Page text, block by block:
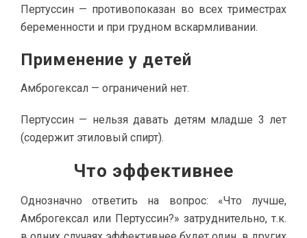
Пертуссин — противопоказан во всех триместрах
беременности и при грудном вскармливании.
Применение у детей
Амброгексал — ограничений нет.
Пертуссин — нельзя давать детям младше 3 лет
(содержит этиловый спирт).
Что эффективнее
Однозначно ответить на вопрос: «Что лучше,
Амброгексал или Пертуссин?» затруднительно, т.к.